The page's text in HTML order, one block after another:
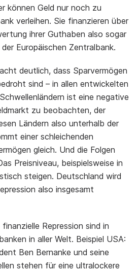
können Geld nur noch zu
verleihen. Sie finanzieren über
ihrer Guthaben also sogar
Europäischen Zentralbank.
deutlich, dass Sparvermögen
sind – in allen entwickelten
ist eine negative
zu beobachten, der
Ländern also unterhalb der
einer schleichenden
gleich. Und die Folgen
Preisniveau, beispielsweise in
steigen. Deutschland wird
also insgesamt
Repression sind in
in aller Welt. Beispiel USA:
Ben Bernanke und seine
stehen für eine ultralockere